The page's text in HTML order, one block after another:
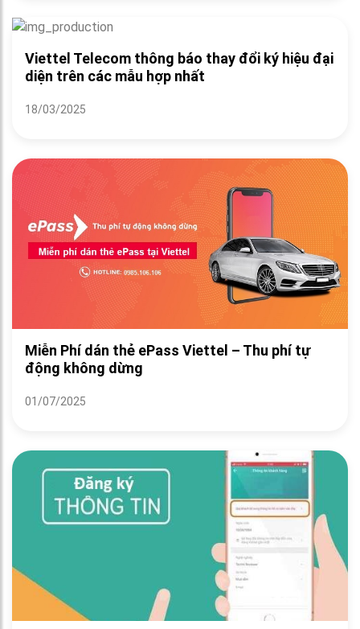
Viettel Telecom thông báo thay đổi ký hiệu đại
diện trên các mẫu hợp nhất
18/03/2025
Miễn Phí dán thẻ ePass Viettel – Thu phí tự
động không dừng
01/07/2025